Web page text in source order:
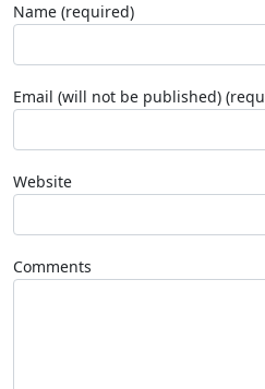
Name (required)
Email (will not be published)
Website
Comments